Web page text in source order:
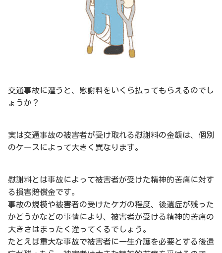
交通事故に遭うと、慰謝料をいくら払ってもらえるのでし
ょうか？
実は交通事故の被害者が受け取れる慰謝料の金額は、個別
のケースによって大きく異なります。
慰謝料とは事故によって被害者が受けた精神的苦痛に対す
る損害賠償金です。
事故の規模や被害者の受けたケガの程度、後遺症が残った
かどうかなどの事情により、被害者が受ける精神的苦痛の
大きさはまったく違ってくるでしょう。
たとえば重大な事故で被害者に一生介護を必要とする後遺